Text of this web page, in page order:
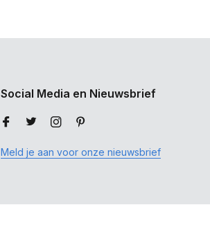
Social Media en Nieuwsbrief
Meld je aan voor onze nieuwsbrief